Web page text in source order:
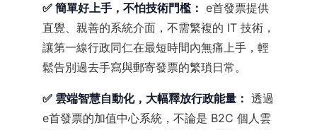
✅ 簡單好上手，不怕技術門檻： e首發票提供
直覺、親善的系統介面，不需繁複的 IT 技術，
讓第一線行政同仁在最短時間內無痛上手，輕
鬆告別過去手寫與郵寄發票的繁瑣日常。
✅ 雲端智慧自動化，大幅釋放行政能量： 透過
e首發票的加值中心系統，不論是 B2C 個人雲